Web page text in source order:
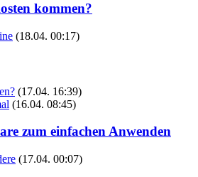
kommen?
(18.04. 00:17)
(17.04. 16:39)
(16.04. 08:45)
zum einfachen Anwenden
(17.04. 00:07)